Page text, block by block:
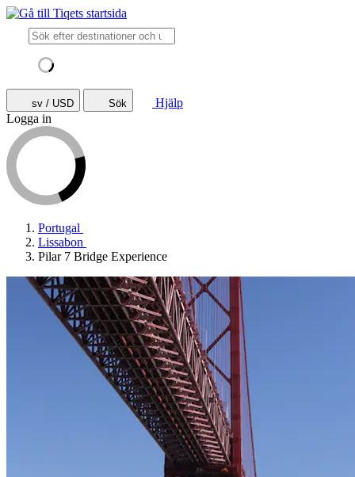
sv / USD Sök
Hjälp
Logga in
Portugal
Lissabon
Pilar 7 Bridge Experience